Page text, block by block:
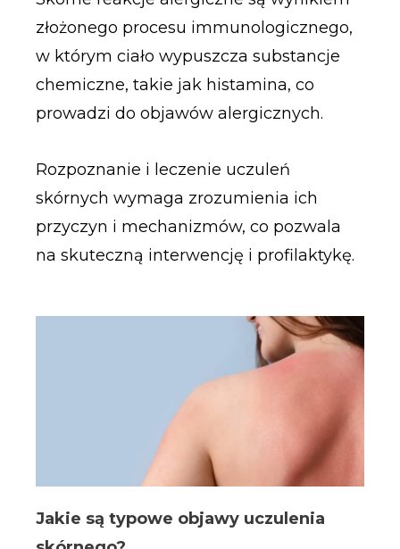
złożonego procesu immunologicznego,
w którym ciało wypuszcza substancje
chemiczne, takie jak histamina, co
prowadzi do objawów alergicznych.
Rozpoznanie i leczenie uczuleń
skórnych wymaga zrozumienia ich
przyczyn i mechanizmów, co pozwala
na skuteczną interwencję i profilaktykę.
Jakie są typowe objawy uczulenia